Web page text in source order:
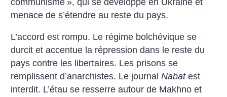
menace de s’étendre au reste du pays.
L’accord est rompu. Le régime bolchévique se
durcit et accentue la répression dans le reste du
pays contre les libertaires. Les prisons se
remplissent d’anarchistes. Le journalNabatest
interdit. L’étau se resserre autour de Makhno et